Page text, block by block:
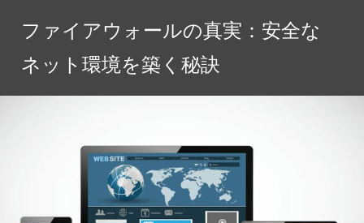
ファイアウォールの真実：安全な
ネット環境を築く秘訣